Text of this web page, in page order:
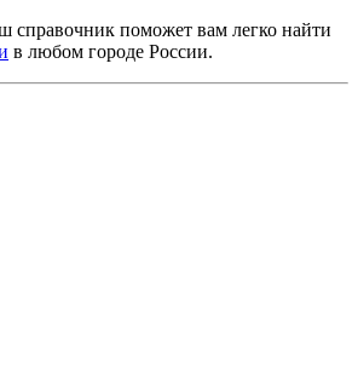
справочник поможет вам легко найти
в любом городе России.